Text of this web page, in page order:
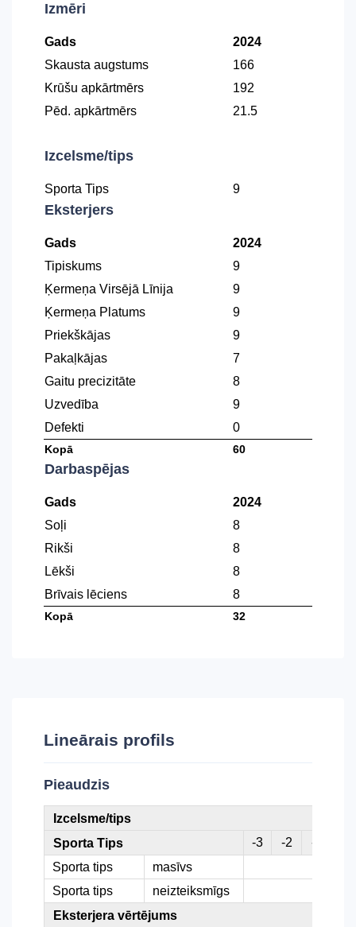
Izmēri
Gads
2024
Skausta augstums
166
Krūšu apkārtmērs
192
Pēd. apkārtmērs
21.5
Izcelsme/tips
Sporta Tips 9
Eksterjers
Gads
2024
Tipiskums
9
Ķermeņa Virsējā Līnija
9
Ķermeņa Platums
9
Priekškājas
9
Pakaļkājas
7
Gaitu precizitāte
8
Uzvedība
9
Defekti
0
Kopā 60
Darbaspējas
Gads
2024
Soļi
8
Rikši
8
Lēkši
8
Brīvais lēciens
8
Kopā 32
Lineārais profils
Pieaudzis
Izcelsme/tips
Sporta Tips
-3 -2 -1
Sporta tips
masīvs
Sporta tips
neizteiksmīgs
Eksterjera vērtējums